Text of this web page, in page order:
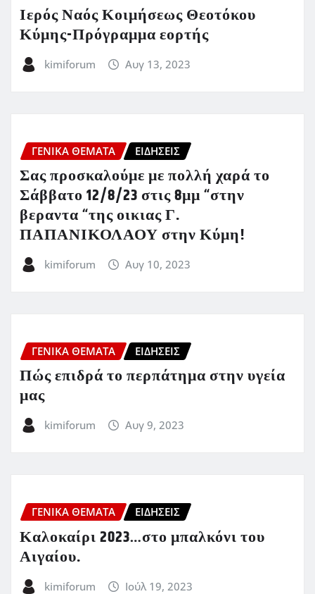
Ιερός Ναός Κοιμήσεως Θεοτόκου
Κύμης-Πρόγραμμα εορτής
kimiforum Αυγ 13, 2023
ΓΕΝΙΚΑ ΘΕΜΑΤΑ ΕΙΔΗΣΕΙΣ
Σας προσκαλούμε με πολλή χαρά το
Σάββατο 12/8/23 στις 8μμ “στην
βεραντα “της οικιας Γ.
ΠΑΠΑΝΙΚΟΛΑΟΥ στην Κύμη!
kimiforum Αυγ 10, 2023
ΓΕΝΙΚΑ ΘΕΜΑΤΑ ΕΙΔΗΣΕΙΣ
Πώς επιδρά το περπάτημα στην υγεία
μας
kimiforum Αυγ 9, 2023
ΓΕΝΙΚΑ ΘΕΜΑΤΑ ΕΙΔΗΣΕΙΣ
Καλοκαίρι 2023…στο μπαλκόνι του
Αιγαίου.
kimiforum Ιούλ 19, 2023